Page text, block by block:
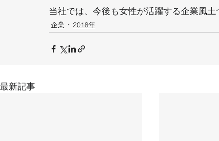
当社では、今後も女性が活躍する企業風
企業 2018年
最新記事